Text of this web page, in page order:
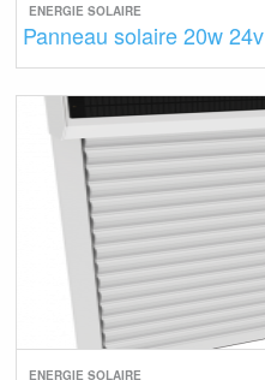
ENERGIE SOLAIRE
Panneau solaire 20w 24v
ENERGIE SOLAIRE